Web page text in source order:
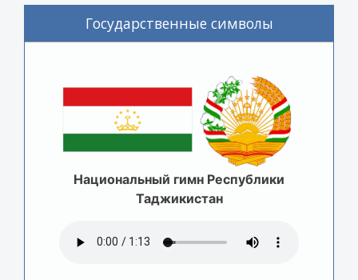
Государственные символы
Национальный гимн Республики
Таджикистан